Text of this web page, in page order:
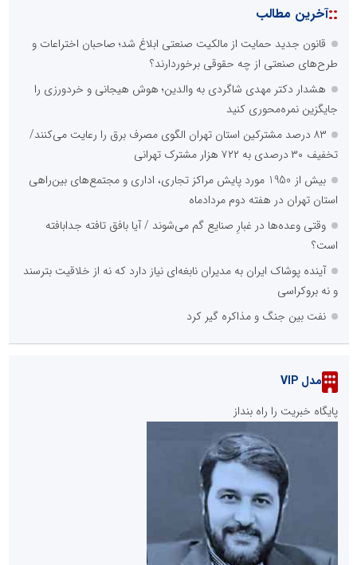
::آخرین مطالب
قانون جدید حمایت از مالکیت صنعتی ابلاغ شد؛ صاحبان اختراعات و
طرح‌های صنعتی از چه حقوقی برخوردارند؟
هشدار دکتر مهدی شاگردی به والدین؛ هوش هیجانی و خردورزی را
جایگزین نمره‌محوری کنید
۸۳ درصد مشترکین استان تهران الگوی مصرف برق را رعایت می‌کنند/
تخفیف ۳۰ درصدی به ۷۲۲ هزار مشترک تهرانی
بیش از 1950 مورد پایش مراکز تجاری، اداری و مجتمع‌های بین‌راهی
استان تهران در هفته دوم مردادماه
وقتی وعده‌ها در غبارِ صنایع گم می‌شوند / آیا بافق تافته جدابافته
است؟
آینده پوشاک ایران به مدیران نابغه‌ای نیاز دارد که نه از خلاقیت بترسند
و نه بروکراسی
نفت بین جنگ و مذاکره گیر کرد
مدل VIP
پایگاه خبریت را راه بنداز